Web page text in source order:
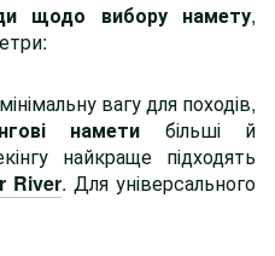
щодо вибору намету,
вагу для походів,
намети більші й
найкраще підходять
River. Для універсального